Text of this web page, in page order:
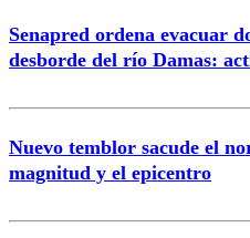
Correo
Senapred ordena evacuar
desborde del río Damas:
Nuevo temblor sacude el
magnitud y el epicentro